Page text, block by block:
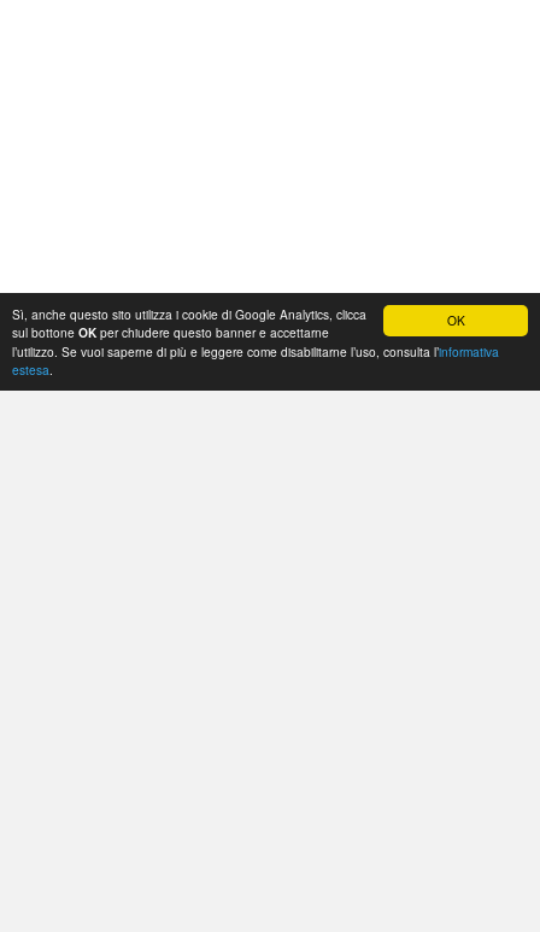
OK
Sì, anche questo sito utilizza i cookie di Google Analytics, clicca
sul bottone OK per chiudere questo banner e accettarne
l’utilizzo. Se vuoi saperne di più e leggere come disabilitarne l’uso, consulta l’informativa
estesa.